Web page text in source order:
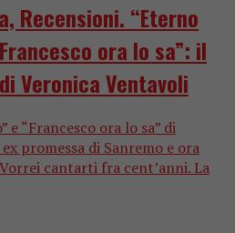
Recensioni. “Eterno
ora lo sa”: il
Veronica Ventavoli
e “Francesco ora lo sa” di
promessa di Sanremo e ora
cantarti fra cent’anni. La